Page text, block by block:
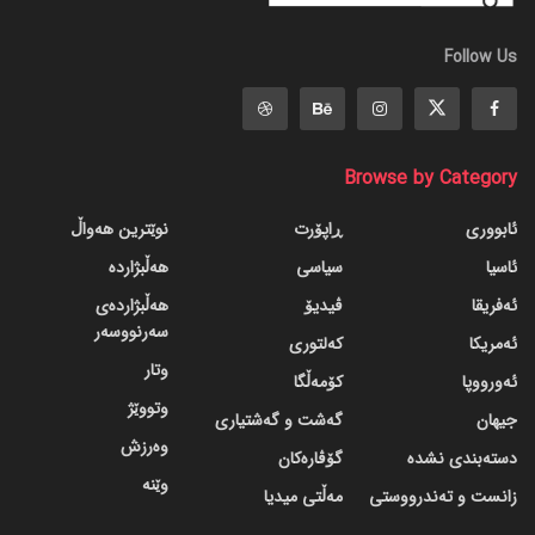
Follow Us
Browse by Category
ئابووری
ئاسیا
ئەفریقا
ئەمریکا
ئەورووپا
جیهان
دسته‌بندی نشده
زانست و تەندرووستی
ڕاپۆرت
سیاسی
ڤیدیۆ
کەلتوری
کۆمەڵگا
گه‌شت و گه‌شتیاری
گۆڤاره‌کان
مەڵتی میدیا
نوێترین هەواڵ
هەڵبژاردە
هەڵبژاردەی
سەرنووسەر
وتار
وتووێژ
وەرزش
وێنە